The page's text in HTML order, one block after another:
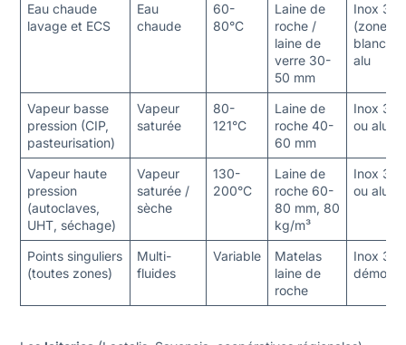
Eau chaude
lavage et ECS
Eau
chaude
60-
80°C
Laine de
roche /
laine de
verre 30-
50 mm
Inox
(zone
alu
Vapeur basse
pression (CIP,
pasteurisation)
Vapeur
saturée
80-
121°C
Laine de
roche 40-
60 mm
Inox
ou alu
Vapeur haute
pression
(autoclaves,
UHT, séchage)
Vapeur
saturée /
sèche
130-
200°C
Laine de
roche 60-
80 mm, 80
kg/m³
Inox
ou alu
Points singuliers
(toutes zones)
Multi-
fluides
Variable
Matelas
laine de
roche
Inox